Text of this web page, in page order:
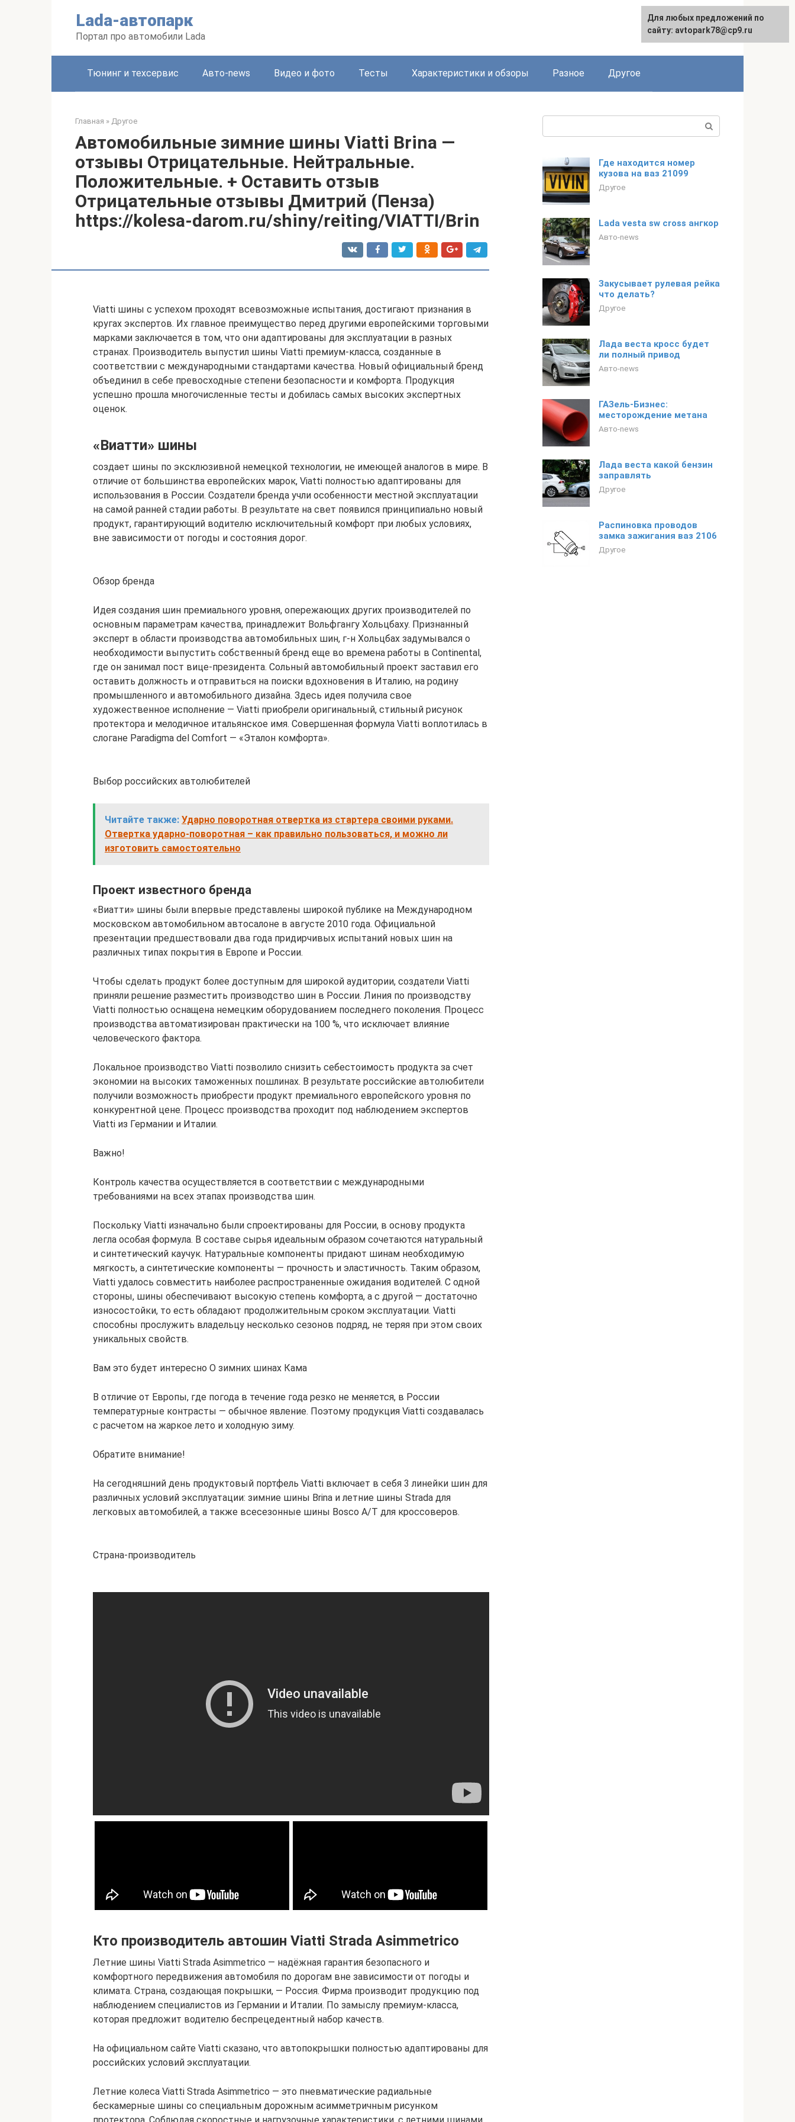
Lada-автопарк
Портал про автомобили Lada
Тюнинг и техсервис Авто-news Видео и фото Тесты Характеристики и обзоры Разное Другое
Главная » Другое
Автомобильные зимние шины Viatti Brina —
отзывы Отрицательные. Нейтральные.
Положительные. + Оставить отзыв
Отрицательные отзывы Дмитрий (Пенза)
https://kolesa-darom.ru/shiny/reiting/VIATTI/Brin
Viatti шины с успехом проходят всевозможные испытания, достигают признания в
кругах экспертов. Их главное преимущество перед другими европейскими торговыми
марками заключается в том, что они адаптированы для эксплуатации в разных
странах. Производитель выпустил шины Viatti премиум-класса, созданные в
соответствии с международными стандартами качества. Новый официальный бренд
объединил в себе превосходные степени безопасности и комфорта. Продукция
успешно прошла многочисленные тесты и добилась самых высоких экспертных
оценок.
«Виатти» шины
создает шины по эксклюзивной немецкой технологии, не имеющей аналогов в мире. В
отличие от большинства европейских марок, Viatti полностью адаптированы для
использования в России. Создатели бренда учли особенности местной эксплуатации
на самой ранней стадии работы. В результате на свет появился принципиально новый
продукт, гарантирующий водителю исключительный комфорт при любых условиях,
вне зависимости от погоды и состояния дорог.
Обзор бренда
Идея создания шин премиального уровня, опережающих других производителей по
основным параметрам качества, принадлежит Вольфгангу Хольцбаху. Признанный
эксперт в области производства автомобильных шин, г-н Хольцбах задумывался о
необходимости выпустить собственный бренд еще во времена работы в Continental,
где он занимал пост вице-президента. Сольный автомобильный проект заставил его
оставить должность и отправиться на поиски вдохновения в Италию, на родину
промышленного и автомобильного дизайна. Здесь идея получила свое
художественное исполнение — Viatti приобрели оригинальный, стильный рисунок
протектора и мелодичное итальянское имя. Совершенная формула Viatti воплотилась в
слогане Paradigma del Comfort — «Эталон комфорта».
Выбор российских автолюбителей
Читайте также: Ударно поворотная отвертка из стартера своими руками.
Отвертка ударно-поворотная – как правильно пользоваться, и можно ли
изготовить самостоятельно
Проект известного бренда
«Виатти» шины были впервые представлены широкой публике на Международном
московском автомобильном автосалоне в августе 2010 года. Официальной
презентации предшествовали два года придирчивых испытаний новых шин на
различных типах покрытия в Европе и России.
Чтобы сделать продукт более доступным для широкой аудитории, создатели Viatti
приняли решение разместить производство шин в России. Линия по производству
Viatti полностью оснащена немецким оборудованием последнего поколения. Процесс
производства автоматизирован практически на 100 %, что исключает влияние
человеческого фактора.
Локальное производство Viatti позволило снизить себестоимость продукта за счет
экономии на высоких таможенных пошлинах. В результате российские автолюбители
получили возможность приобрести продукт премиального европейского уровня по
конкурентной цене. Процесс производства проходит под наблюдением экспертов
Viatti из Германии и Италии.
Важно!
Контроль качества осуществляется в соответствии с международными
требованиями на всех этапах производства шин.
Поскольку Viatti изначально были спроектированы для России, в основу продукта
легла особая формула. В составе сырья идеальным образом сочетаются натуральный
и синтетический каучук. Натуральные компоненты придают шинам необходимую
мягкость, а синтетические компоненты — прочность и эластичность. Таким образом,
Viatti удалось совместить наиболее распространенные ожидания водителей. С одной
стороны, шины обеспечивают высокую степень комфорта, а с другой — достаточно
износостойки, то есть обладают продолжительным сроком эксплуатации. Viatti
способны прослужить владельцу несколько сезонов подряд, не теряя при этом своих
уникальных свойств.
Вам это будет интересно О зимних шинах Кама
В отличие от Европы, где погода в течение года резко не меняется, в России
температурные контрасты — обычное явление. Поэтому продукция Viatti создавалась
с расчетом на жаркое лето и холодную зиму.
Обратите внимание!
На сегодняшний день продуктовый портфель Viatti включает в себя 3 линейки шин для
различных условий эксплуатации: зимние шины Brina и летние шины Strada для
легковых автомобилей, а также всесезонные шины Bosco A/T для кроссоверов.
Страна-производитель
Кто производитель автошин Viatti Strada Asimmetrico
Летние шины Viatti Strada Asimmetrico — надёжная гарантия безопасного и
комфортного передвижения автомобиля по дорогам вне зависимости от погоды и
климата. Страна, создающая покрышки, — Россия. Фирма производит продукцию под
наблюдением специалистов из Германии и Италии. По замыслу премиум-класса,
которая предложит водителю беспрецедентный набор качеств.
На официальном сайте Viatti сказано, что автопокрышки полностью адаптированы для
российских условий эксплуатации.
Летние колеса Viatti Strada Asimmetrico — это пневматические радиальные
бескамерные шины со специальным дорожным асимметричным рисунком
протектора. Соблюдая скоростные и нагрузочные характеристики, с летними шинами
Где находится номер
кузова на ваз 21099
Другое
Lada vesta sw cross ангкор
Авто-news
Закусывает рулевая рейка
что делать?
Другое
Лада веста кросс будет
ли полный привод
Авто-news
ГАЗель-Бизнес:
месторождение метана
Авто-news
Лада веста какой бензин
заправлять
Другое
Распиновка проводов
замка зажигания ваз 2106
Другое
Для любых предложений по
сайту: avtopark78@cp9.ru